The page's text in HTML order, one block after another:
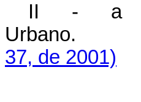
II - a
37, de 2001)